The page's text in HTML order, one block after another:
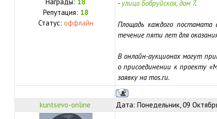
Репутация: 18
Статус: оффлайн
- улица Бобруйская, дом 7.
Площадь каждого постамата
течение пяти лет для
В онлайн-аукционах могут
о присоединении к проекту
заявку на mos.ru.
kuntsevo-online Дата: Понедельник, 09